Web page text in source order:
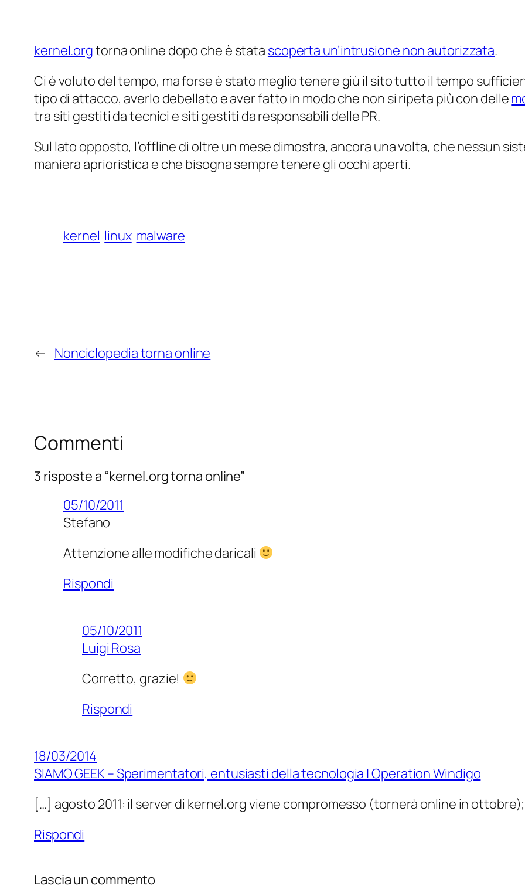
kernel.orgtorna online dopo che è stata scoperta un’intrusione non autorizzata.
Ci è voluto del tempo, ma forse è stato meglio tenere giù il sito tutto il tempo
tipo di attacco, averlo debellato e aver fatto in modo che non si ripeta più con delle
tra siti gestiti da tecnici e siti gestiti da responsabili delle PR.
Sul lato opposto, l’offline di oltre un mese dimostra, ancora una volta, che nessun
maniera aprioristica e che bisogna sempre tenere gli occhi aperti.
kernel linux malware
← Nonciclopedia torna online
Commenti
3 risposte a “kernel.org torna online”
05/10/2011
Stefano
Attenzione alle modifiche daricali
Rispondi
05/10/2011
Luigi Rosa
Corretto, grazie!
Rispondi
18/03/2014
SIAMO GEEK – Sperimentatori, entusiasti della tecnologia | Operation Windigo
[…] agosto 2011: il server di kernel.org viene compromesso (tornerà online in
Rispondi
Lascia un commento